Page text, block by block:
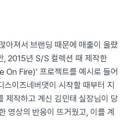
아져서 브랜딩 때문에 매출이 올랐
, 2015년 S/S 컬렉션 때 제작한
On Fire)’ 프로젝트를 예시로 들어
스이즈네버댓이 시작할 때부터 지
제작하고 계신 김민태 실장님이 당
영상의 반응이 뜨거웠고, 이를 계